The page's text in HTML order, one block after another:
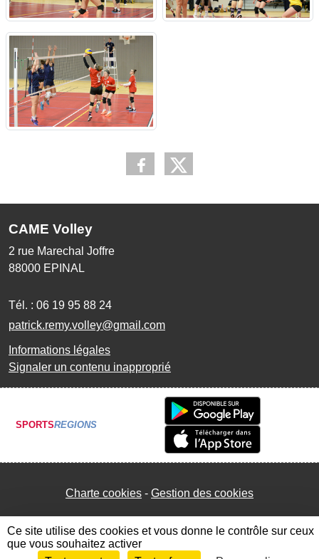
CAME Volley
2 rue Marechal Joffre
88000 EPINAL
Tél. : 06 19 95 88 24
patrick.remy.volley@gmail.com
Informations légales
Signaler un contenu inapproprié
SPORTSREGIONS
Charte cookies Gestion des cookies
Ce site utilise des cookies et vous donne le contrôle sur ceux
que vous souhaitez activer